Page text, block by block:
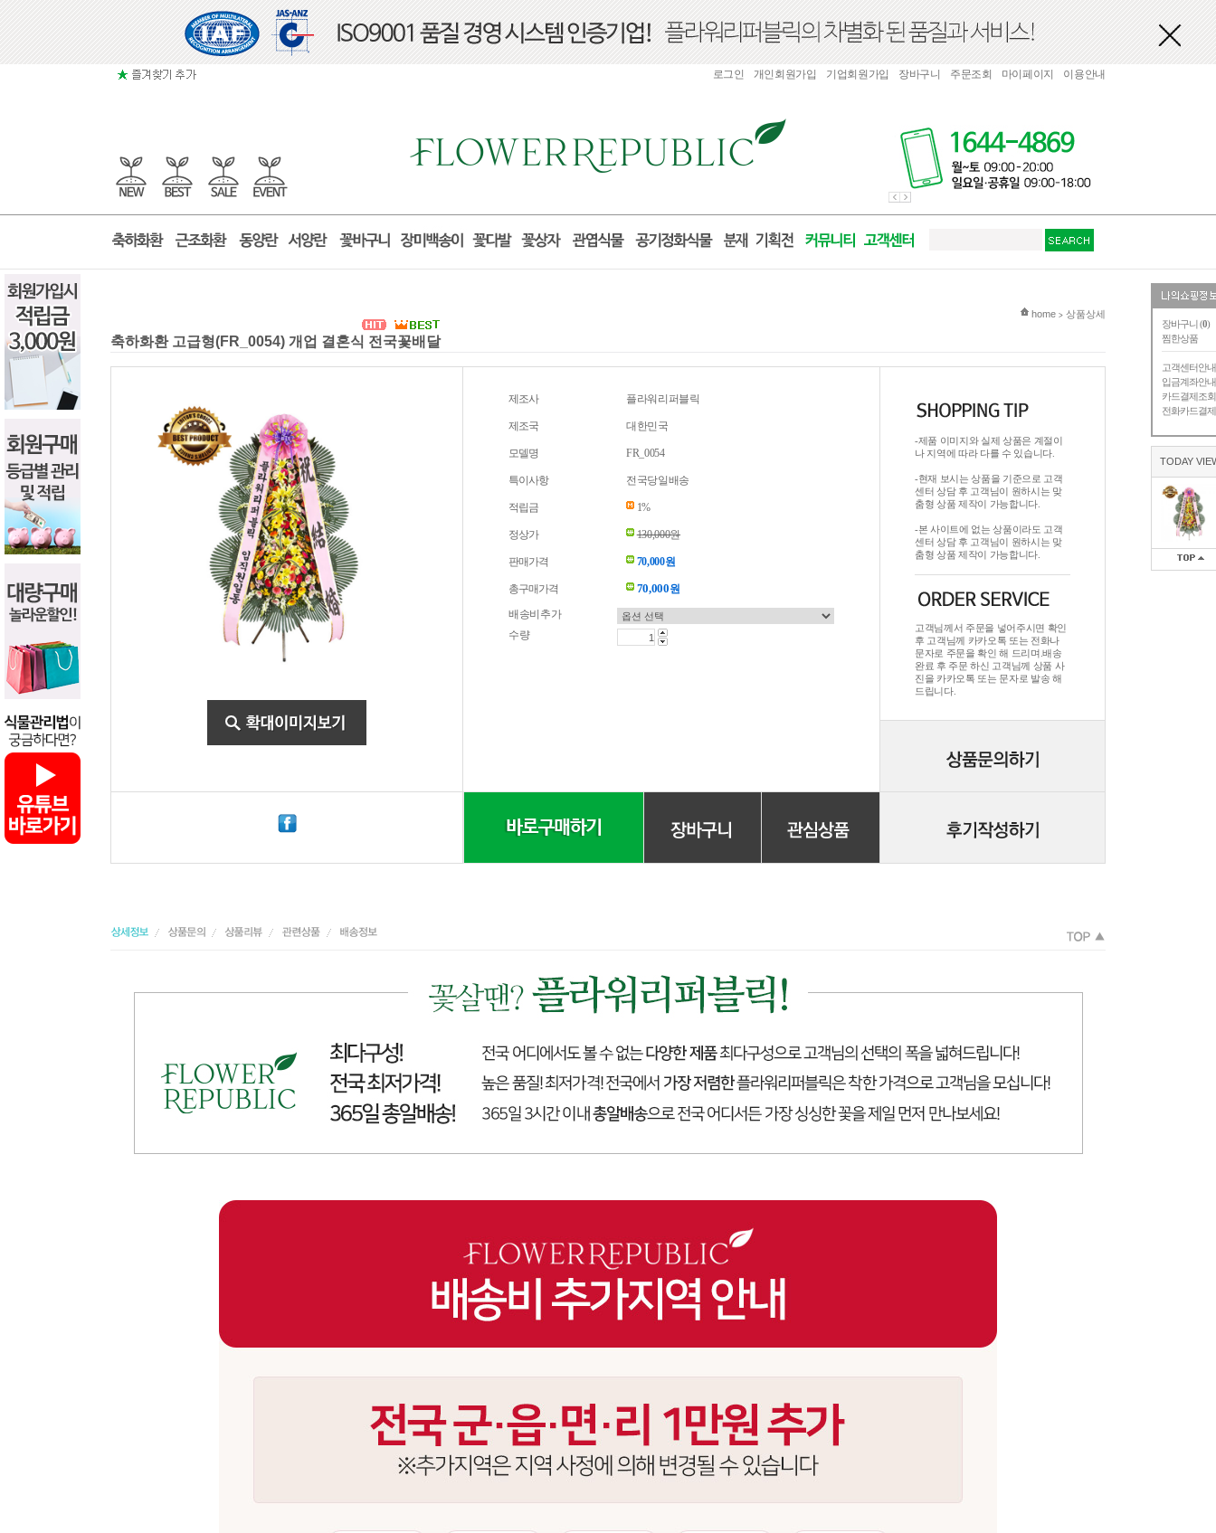
장바구니 (0)
찜한상품
고객센터안내
입금계좌안내
카드결제조회
전화카드결제
TODAY
로그인 개인회원가입 기업회원가입 장바구니 주문조회 마이페이지 이용안내
현재 위치
home > 상품상세
축하화환 고급형(FR_0054) 개업 결혼식 전국꽃배달
제조사 플라워리퍼블릭
제조국 대한민국
모델명 FR_0054
특이사항 전국당일배송
적립금 1%
정상가 130,000원
판매가격 70,000원
총구매가격 70,000원
배송비추가
수량
-제품 이미지와 실제 상품은 계절이
나 지역에 따라 다를 수 있습니다.
-현재 보시는 상품을 기준으로 고객
센터 상담 후 고객님이 원하시는 맞
춤형 상품 제작이 가능합니다.
-본 사이트에 없는 상품이라도 고객
센터 상담 후 고객님이 원하시는 맞
춤형 상품 제작이 가능합니다.
고객님께서 주문을 넣어주시면 확인
후 고객님께 카카오톡 또는 전화나
문자로 주문을 확인 해 드리며.배송
완료 후 주문 하신 고객님께 상품 사
진을 카카오톡 또는 문자로 발송 해
드립니다.